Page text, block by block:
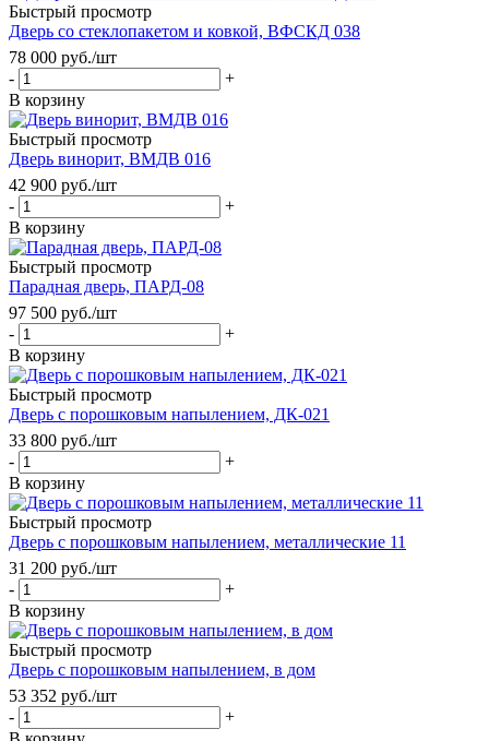
Быстрый просмотр
Дверь со стеклопакетом и ковкой, ВФСКД 038
78 000 руб./шт
-
+
В корзину
Быстрый просмотр
Дверь винорит, ВМДВ 016
42 900 руб./шт
-
+
В корзину
Быстрый просмотр
Парадная дверь, ПАРД-08
97 500 руб./шт
-
+
В корзину
Быстрый просмотр
Дверь с порошковым напылением, ДК-021
33 800 руб./шт
-
+
В корзину
Быстрый просмотр
Дверь с порошковым напылением, металлические 11
31 200 руб./шт
-
+
В корзину
Быстрый просмотр
Дверь с порошковым напылением, в дом
53 352 руб./шт
-
+